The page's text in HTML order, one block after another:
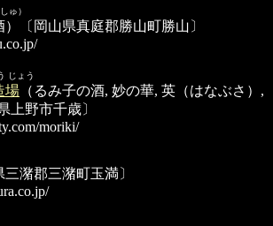
ゅ）
）〔岡山県真庭郡勝山町勝山〕
じょう
場 （るみ子の酒, 妙の華, 英（はなぶさ）,
上野市千歳〕
moriki/
三潴郡三潴町玉満〕